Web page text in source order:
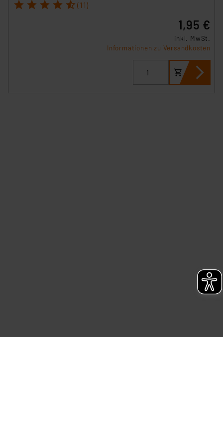
Datenschutz nach EU-Standards eingestuft wird. So
Überwachungsprogrammen verarbeiten, ohne dass
hiergegen Klagemöglichkeiten für Europäer bestehen.
Unsere Kooperation mit diesen Dienstleistern stützt
sich auf die Standarddatenschutzklauseln der
1 2 3 4 5 (11)
1,95 €
inkl. MwSt.
Informationen zu Versandkosten